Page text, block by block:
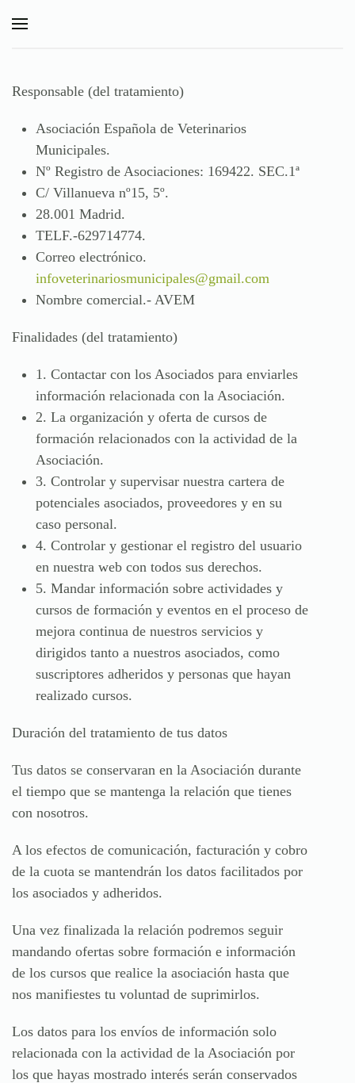
Responsable (del tratamiento)
Asociación Española de Veterinarios
Municipales.
Nº Registro de Asociaciones: 169422. SEC.1ª
C/ Villanueva nº15, 5º.
28.001 Madrid.
TELF.-629714774.
Correo electrónico.
infoveterinariosmunicipales@gmail.com
Nombre comercial.- AVEM
Finalidades (del tratamiento)
1. Contactar con los Asociados para enviarles
información relacionada con la Asociación.
2. La organización y oferta de cursos de
formación relacionados con la actividad de la
Asociación.
3. Controlar y supervisar nuestra cartera de
potenciales asociados, proveedores y en su
caso personal.
4. Controlar y gestionar el registro del usuario
en nuestra web con todos sus derechos.
5. Mandar información sobre actividades y
cursos de formación y eventos en el proceso de
mejora continua de nuestros servicios y
dirigidos tanto a nuestros asociados, como
suscriptores adheridos y personas que hayan
realizado cursos.
Duración del tratamiento de tus datos
Tus datos se conservaran en la Asociación durante
el tiempo que se mantenga la relación que tienes
con nosotros.
A los efectos de comunicación, facturación y cobro
de la cuota se mantendrán los datos facilitados por
los asociados y adheridos.
Una vez finalizada la relación podremos seguir
mandando ofertas sobre formación e información
de los cursos que realice la asociación hasta que
nos manifiestes tu voluntad de suprimirlos.
Los datos para los envíos de información solo
relacionada con la actividad de la Asociación por
los que hayas mostrado interés serán conservados